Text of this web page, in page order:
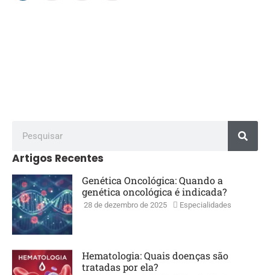
Artigos Recentes
Genética Oncológica: Quando a
genética oncológica é indicada?
28 de dezembro de 2025 Especialidades
Hematologia: Quais doenças são
tratadas por ela?